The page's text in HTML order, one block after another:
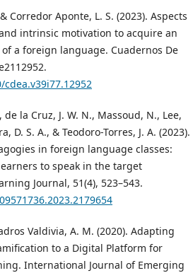
Corredor Aponte, L. S. (2023). Aspects
intrinsic motivation to acquire an
a foreign language. Cuadernos De
de la Cruz, J. W. N., Massoud, N., Lee,
D. S. A., & Teodoro-Torres, J. A. (2023).
in foreign language classes:
to speak in the target
Journal, 51(4), 523–543.
Valdivia, A. M. (2020). Adapting
to a Digital Platform for
International Journal of Emerging